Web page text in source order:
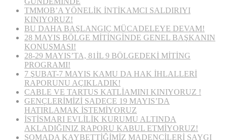
TMMOB’A YÖNELİK İNTİKAMCI SALDIRIYI
KINIYORUZ!
BU DAHA BAŞLANGIÇ MÜCADELEYE DEVAM!
28 MAYIS BÖLGE MİTİNGİNDE GENEL BAŞKANIN
KONUŞMASI!
28-29 MAYIS’TA, 81İL 9 BÖLGEDEKİ MİTİNG
PROGRAMI!
7 ŞUBAT-7 MAYIS KAMU DA HAK İHLALLERİ
RAPORUNU AÇIKLADIK!
CABLE VE TARTUS KATLİAMINI KINIYORUZ !
GENÇLERİMİZİ SADECE 19 MAYIS’DA
HATIRLAMAK İSTEMİYORUZ
İSTİSMARI EVLİLİK KURUMU ALTINDA
AKLADIĞINIZ RAPORU KABUL ETMİYORUZ!
SOMADA KAYBETTİĞİMİZ MADENCİLERİ SAYGI